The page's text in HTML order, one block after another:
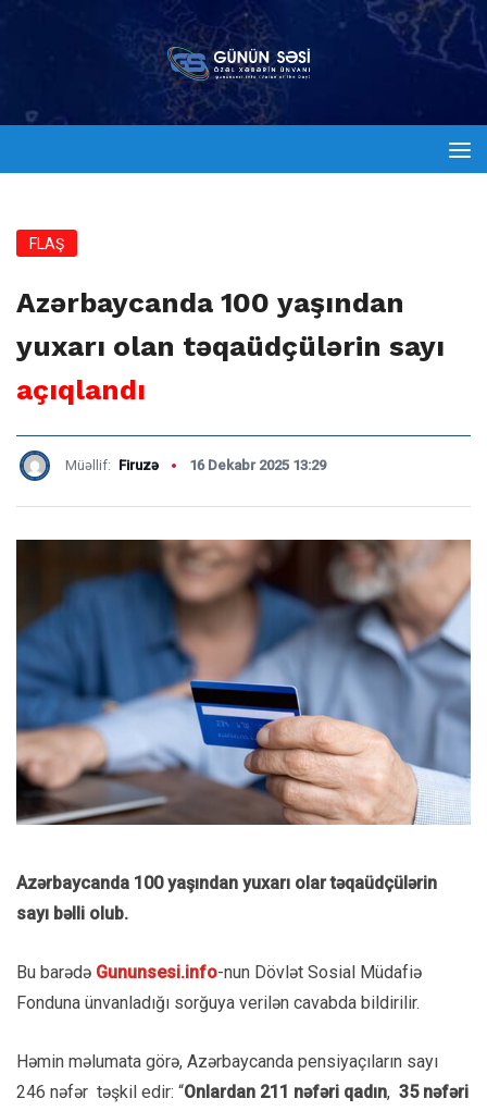
FLAŞ
Azərbaycanda 100 yaşından
yuxarı olan təqaüdçülərin sayı
açıqlandı
Müəllif: Firuzə 16 Dekabr 2025 13:29
Azərbaycanda 100 yaşından yuxarı olar təqaüdçülərin
sayı bəlli olub.
Bu barədə Gununsesi.info-nun Dövlət Sosial Müdafiə
Fonduna ünvanladığı sorğuya verilən cavabda bildirilir.
Həmin məlumata görə, Azərbaycanda pensiyaçıların sayı
246 nəfər təşkil edir: “Onlardan 211 nəfəri qadın, 35 nəfəri